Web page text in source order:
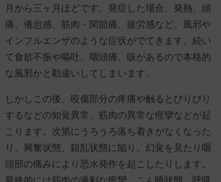
月から三ヶ月ほどです。発症した場合、発熱、頭
痛、倦怠感、筋肉・関節痛、疲労感など、風邪や
インフルエンザのような症状がでてきます。続い
て食欲不振や嘔吐、咽頭痛、咳があるので本格的
な風邪かと勘違いしてしまいます。
しかしこの後、咬傷部分の疼痛や触るとびりびり
するなどの知覚異常、筋肉の異常な痙攣などが起
こります。次第にうろうろ落ち着きがなくなった
り、興奮状態、錯乱状態に陥り、幻覚を見たり咽
頭部の痛みにより恐水発作を起こしたりします。